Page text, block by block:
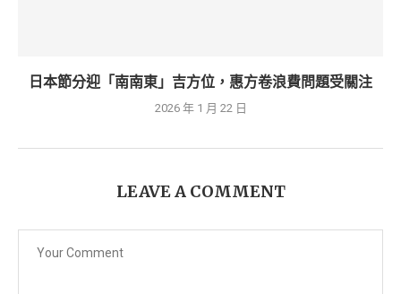
日本節分迎「南南東」吉方位，惠方卷浪費問題受關注
2026 年 1 月 22 日
LEAVE A COMMENT